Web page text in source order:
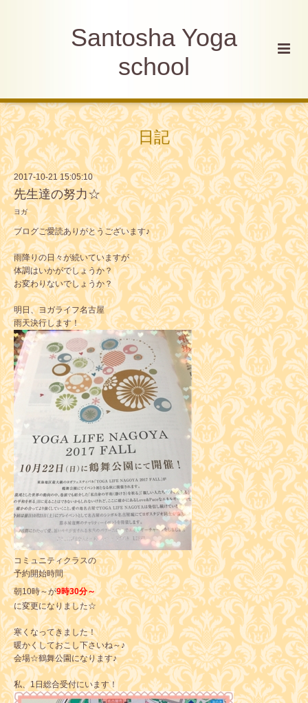
Santosha Yoga
school
日記
2017-10-21 15:05:10
先生達の努力☆
ヨガ
ブログご愛読ありがとうございます♪
雨降りの日々が続いていますが
体調はいかがでしょうか？
お変わりないでしょうか？
明日、ヨガライフ名古屋
雨天決行します！
コミュニティクラスの
予約開始時間
朝10時～が9時30分～
に変更になりました☆
寒くなってきました！
暖かくしておこし下さいね～♪
会場☆鶴舞公園になります♪
私、1日総合受付にいます！